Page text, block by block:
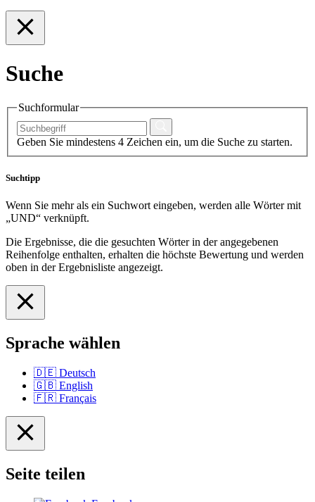
Suche
Suchformular
Geben Sie mindestens 4 Zeichen ein, um die Suche zu starten.
Suchtipp
Wenn Sie mehr als ein Suchwort eingeben, werden alle Wörter mit
„UND“ verknüpft.
Die Ergebnisse, die die gesuchten Wörter in der angegebenen
Reihenfolge enthalten, erhalten die höchste Bewertung und werden
oben in der Ergebnisliste angezeigt.
Sprache wählen
🇩🇪 Deutsch
🇬🇧 English
🇫🇷 Français
Seite teilen